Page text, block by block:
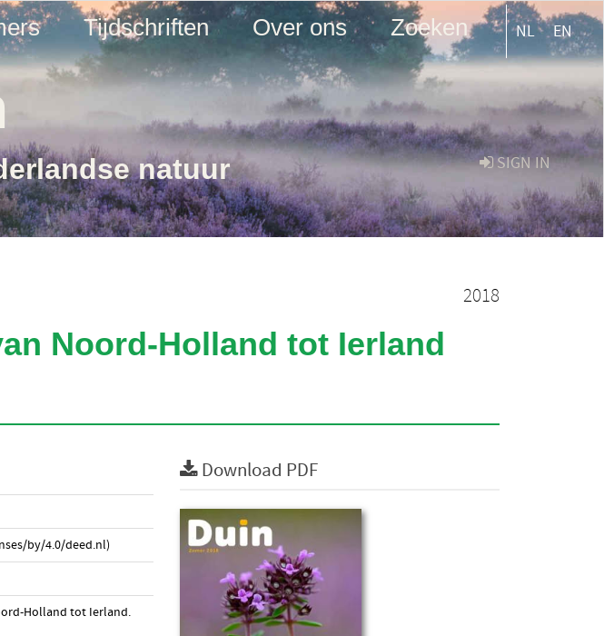
Tijdschriften Over ons Zoeken NL EN
SIGN IN
natuur
2018
Noord-Holland tot Ierland
by/4.0/deed.nl)
Holland tot Ierland.
Download PDF